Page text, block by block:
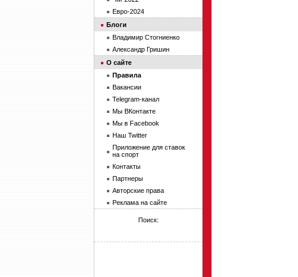
Евро-2024
Блоги
Владимир Стогниенко
Александр Гришин
О сайте
Правила
Вакансии
Telegram-канал
Мы ВКонтакте
Мы в Facebook
Наш Twitter
Приложение для ставок
на спорт
Контакты
Партнеры
Авторские права
Реклама на сайте
Поиск: